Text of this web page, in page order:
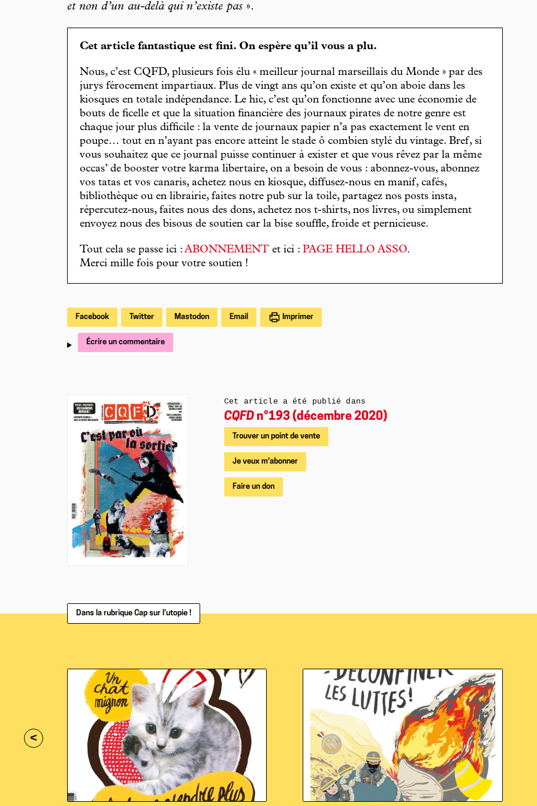
et non d’un au-delà qui n’existe pas ».
Cet article fantastique est fini. On espère qu’il vous a plu.
Nous, c’est CQFD, plusieurs fois élu « meilleur journal marseillais du Monde » par des
jurys férocement impartiaux. Plus de vingt ans qu’on existe et qu’on aboie dans les
kiosques en totale indépendance. Le hic, c’est qu’on fonctionne avec une économie de
bouts de ficelle et que la situation financière des journaux pirates de notre genre est
chaque jour plus difficile : la vente de journaux papier n’a pas exactement le vent en
poupe… tout en n’ayant pas encore atteint le stade ô combien stylé du vintage. Bref, si
vous souhaitez que ce journal puisse continuer à exister et que vous rêvez par la même
occas’ de booster votre karma libertaire, on a besoin de vous : abonnez-vous, abonnez
vos tatas et vos canaris, achetez nous en kiosque, diffusez-nous en manif, cafés,
bibliothèque ou en librairie, faites notre pub sur la toile, partagez nos posts insta,
répercutez-nous, faites nous des dons, achetez nos t-shirts, nos livres, ou simplement
envoyez nous des bisous de soutien car la bise souffle, froide et pernicieuse.
Tout cela se passe ici : ABONNEMENT et ici : PAGE HELLO ASSO.
Merci mille fois pour votre soutien !
Facebook Twitter Mastodon Email Imprimer
Écrire un commentaire
Cet article a été publié dans
CQFD n°193 (décembre 2020)
Trouver un point de vente
Je veux m'abonner
Faire un don
<
Dans la rubrique Cap sur l’utopie !